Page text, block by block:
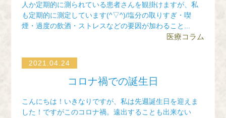
人か定期的に測られている患者さんを観掛けますが、私
も定期的に測定しています(^▽^)/塩分の取りすぎ・喫
煙・過度の飲酒・ストレスなどの要因が加わること...
医療コラム
2021.04.24
コロナ禍での誕生日
こんにちは！いきなりですが、私は先週誕生日を迎えま
した！ですがこのコロナ禍。遠出することも出来ない